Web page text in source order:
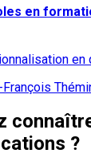
en
en
?